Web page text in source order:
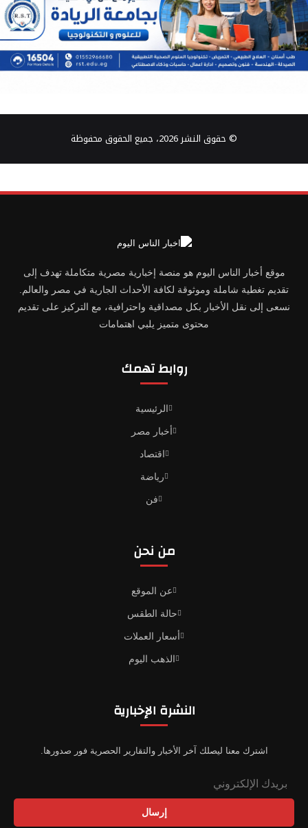
© حقوق النشر 2026، جميع الحقوق محفوظة
موقع أخبار الناس اليوم هو منصة إخبارية مصرية متكاملة تهدف إلى
تقديم تغطية شاملة وموثوقة لكافة الأحداث الجارية في مصر والعالم.
نسعى إلى نقل الأخبار بكل مصداقية واحترافية، مع التركيز على تقديم
محتوى متميز يلبي اهتمامات
روابط تهمك
الرئيسية
أخبار مصر
اقتصاد
رياضة
فن
من نحن
عن الموقع
حالة الطقس
أسعار العملات
الذهب اليوم
النشرة الإخبارية
اشترك معنا ليصلك آخر الأخبار والتقارير الحصرية فور صدورها.
إرسال